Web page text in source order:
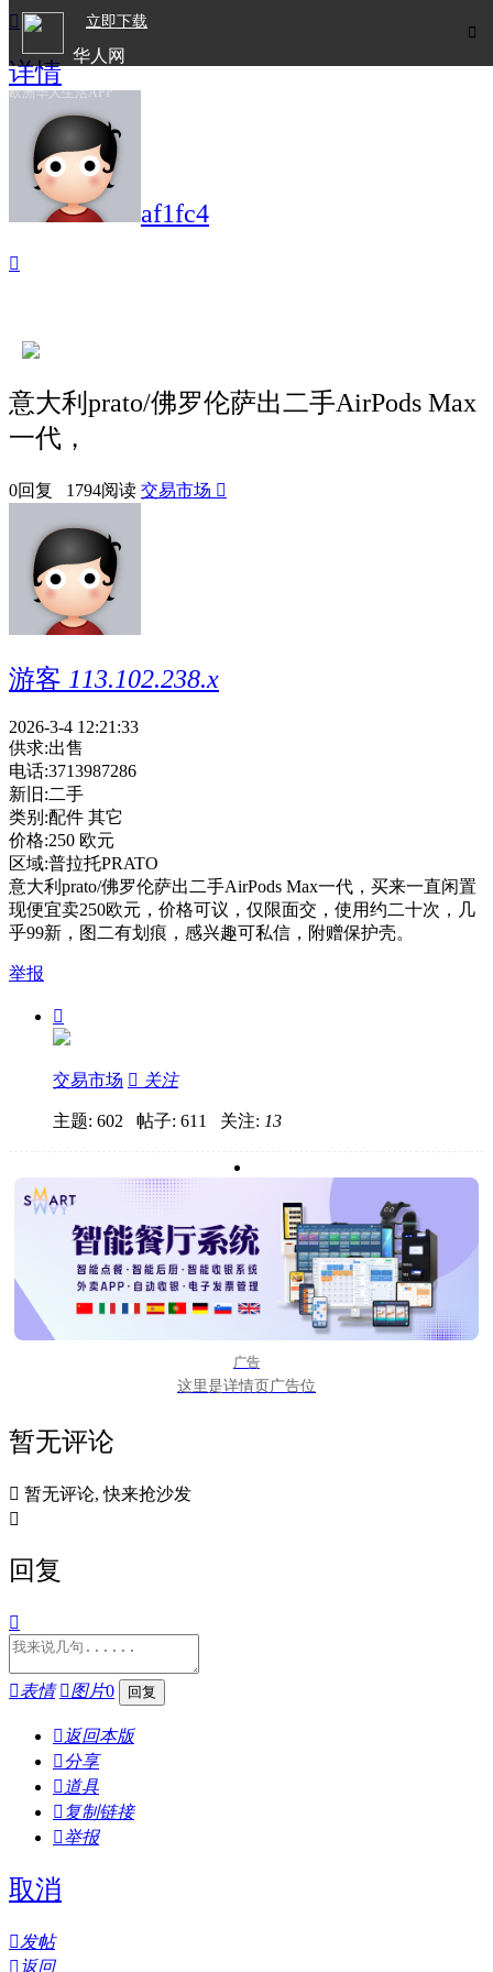

立即下载
华人网
欧洲华人生活APP

详情
af1fc4

意大利prato/佛罗伦萨出二手AirPods Max
一代，
0回复 1794阅读 交易市场 
游客 113.102.238.x
2026-3-4 12:21:33
供求:出售
电话:3713987286
新旧:二手
类别:配件 其它
价格:250 欧元
区域:普拉托PRATO
意大利prato/佛罗伦萨出二手AirPods Max一代，买来一直闲置
现便宜卖250欧元，价格可议，仅限面交，使用约二十次，几
乎99新，图二有划痕，感兴趣可私信，附赠保护壳。
举报

交易市场  关注
主题: 602 帖子: 611 关注: 13
广告
这里是详情页广告位
暂无评论
 暂无评论, 快来抢沙发

回复

表情 图片0
 返回本版
分享
 道具
 复制链接
举报
取消
发帖
 返回